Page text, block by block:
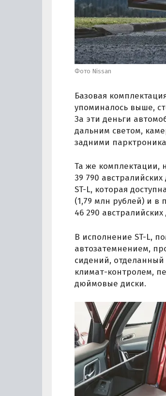
Фото Nissan
Базовая
упоминалось выше,
За эти деньги
дальним светом,
задними
Та же комплектации,
39 790
ST-L, которая
(1,79 млн рублей) и в
46 290
В исполнение ST-L,
автозатемнением,
сидений, отделанный
климат-контролем,
дюймовые диски.